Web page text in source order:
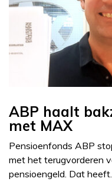
ABP haalt
met MAX
Pensioenfonds ABP
met het terugvorderen
pensioengeld. Dat